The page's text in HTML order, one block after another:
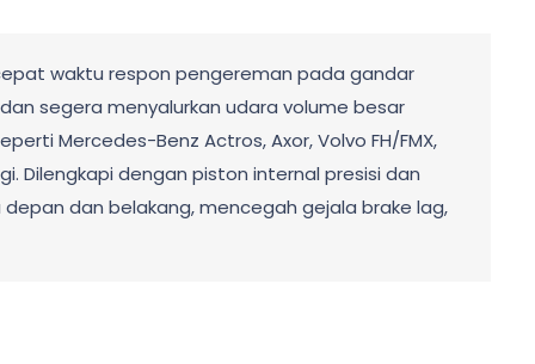
waktu respon pengereman pada gandar
segera menyalurkan udara volume besar
Mercedes-Benz Actros, Axor, Volvo FH/FMX,
Dilengkapi dengan piston internal presisi dan
dan belakang, mencegah gejala brake lag,